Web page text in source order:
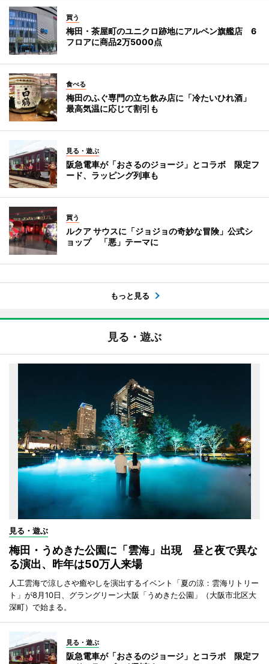
買う
梅田・茶屋町のユニクロ跡地にアルペン旗艦店 6
フロアに商品2万5000点
食べる
梅田のふぐ専門の立ち飲み店に「冷たいひれ酒」
最高気温に応じて割引も
見る・遊ぶ
阪急電車が「おさるのジョージ」とコラボ 限定フ
ード、ラッピング列車も
買う
ルクア サウスに「ジョジョの奇妙な冒険」公式シ
ョップ 「悪」テーマに
もっと見る
見る・遊ぶ
見る・遊ぶ
梅田・うめきた公園に「雲海」出現 昼と夜で異な
る演出、昨年は50万人来場
人工雲海で涼しさや癒やしを演出するイベント「夏の涼：雲海リトリー
ト」が8月10日、グラングリーン大阪「うめきた公園」（大阪市北区大
深町）で始まる。
見る・遊ぶ
阪急電車が「おさるのジョージ」とコラボ 限定フ